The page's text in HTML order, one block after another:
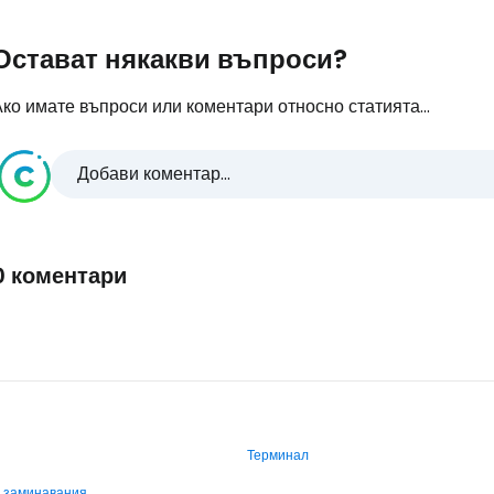
някакви въпроси?
имате въпроси или коментари относно статията...
Добави коментар...
коментари
Терминал